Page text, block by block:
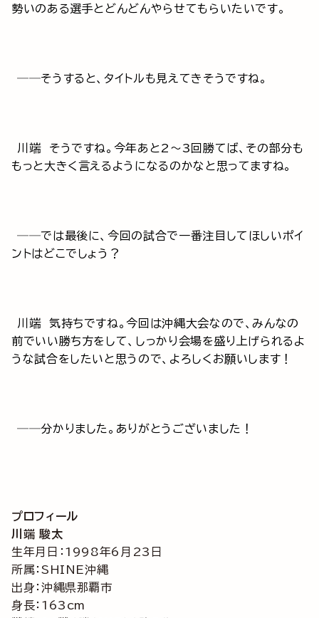
勢いのある選手とどんどんやらせてもらいたいです。
──そうすると、タイトルも見えてきそうですね。
川端 そうですね。今年あと2～3回勝てば、その部分も
もっと大きく言えるようになるのかなと思ってますね。
──では最後に、今回の試合で一番注目してほしいポイ
ントはどこでしょう？
川端 気持ちですね。今回は沖縄大会なので、みんなの
前でいい勝ち方をして、しっかり会場を盛り上げられるよ
うな試合をしたいと思うので、よろしくお願いします！
──分かりました。ありがとうございました！
プロフィール
川端 駿太
生年月日：1998年6月23日
所属：SHINE沖縄
出身：沖縄県那覇市
身長：163cm